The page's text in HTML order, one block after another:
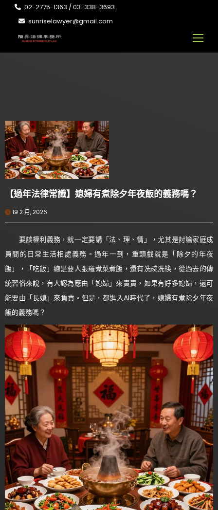
02-2775-1363 / 03-338-3693
sunriselawyer@gmail.com
【過年法律常識】媳婦有煮除夕年夜飯的義務嗎？
19 2 月, 2026
要談權利義務，就一定要講「法、理、情」，尤其是討論家庭成
員間的日常生活相處義務。過年一到，重頭戲就是「除夕的年夜
飯」，「吃飯」總是要人張羅煮菜煮飯，還有洗碗洗筷，從過去的傳
統習俗來說，有人認為應由「媳婦」來責責，如果有好多媳婦，還可
能要由「長媳」來負責。但是，都進入AI時代了，媳婦有煮除夕年夜
飯的義務嗎？